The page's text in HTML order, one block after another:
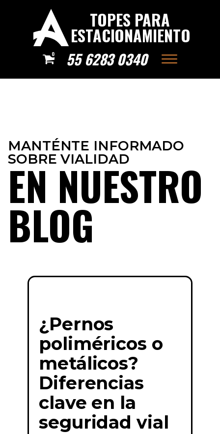
TOPES PARA
ESTACIONAMIENTO
0 55 6283 0340
MANTÉNTE INFORMADO
SOBRE VIALIDAD
EN NUESTRO
BLOG
¿Pernos
poliméricos o
metálicos?
Diferencias
clave en la
seguridad vial